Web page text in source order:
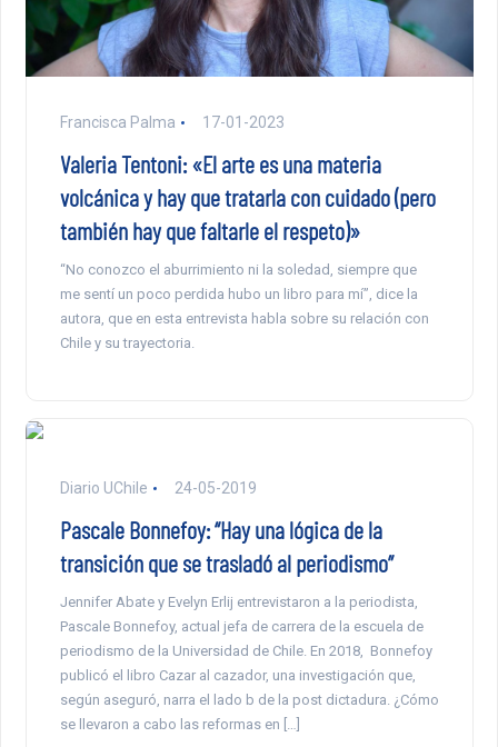
Francisca Palma 17-01-2023
Valeria Tentoni: «El arte es una materia
volcánica y hay que tratarla con cuidado (pero
también hay que faltarle el respeto)»
“No conozco el aburrimiento ni la soledad, siempre que
me sentí un poco perdida hubo un libro para mí”, dice la
autora, que en esta entrevista habla sobre su relación con
Chile y su trayectoria.
Diario UChile 24-05-2019
Pascale Bonnefoy: “Hay una lógica de la
transición que se trasladó al periodismo”
Jennifer Abate y Evelyn Erlij entrevistaron a la periodista,
Pascale Bonnefoy, actual jefa de carrera de la escuela de
periodismo de la Universidad de Chile. En 2018, Bonnefoy
publicó el libro Cazar al cazador, una investigación que,
según aseguró, narra el lado b de la post dictadura. ¿Cómo
se llevaron a cabo las reformas en […]